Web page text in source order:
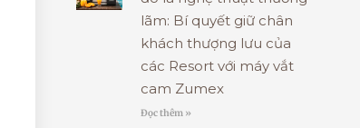
lãm: Bí quyết giữ chân
khách thượng lưu của
các Resort với máy vắt
cam Zumex
Đọc thêm »